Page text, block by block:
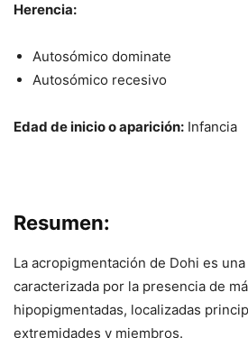
Herencia:
Autosómico dominate
Autosómico recesivo
Edad de inicio o aparición: Infancia
Resumen:
La acropigmentación de Dohi es
caracterizada por la presencia de
hipopigmentadas, localizadas
extremidades y miembros.